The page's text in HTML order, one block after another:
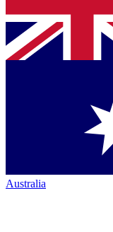
Australia